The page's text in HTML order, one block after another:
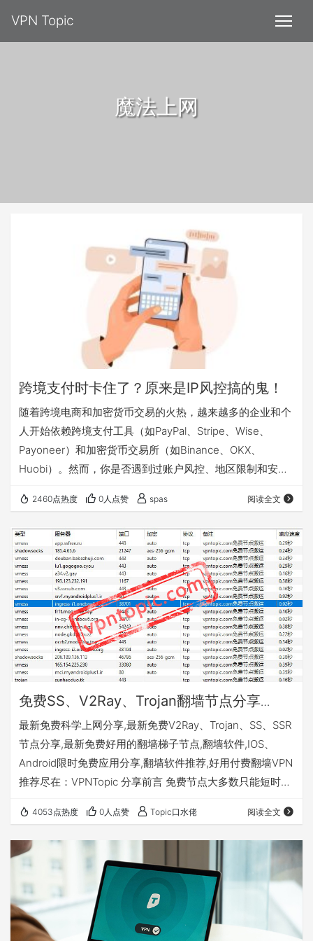
VPN Topic
魔法上网
跨境支付时卡住了？原来是IP风控搞的鬼！
随着跨境电商和加密货币交易的火热，越来越多的企业和个
人开始依赖跨境支付工具（如PayPal、Stripe、Wise、
Payoneer）和加密货币交易所（如Binance、OKX、
Huobi）。然而，你是否遇到过账户风控、地区限制和安全
以下问题？ 💥 支付被拒绝，提示“安全风险” 🔒 账户冻结，
些问题的背后，往往源于支付平台对IP地址的严格检测与风
控机制。由于不同地区的IP地址有不同的使用习惯，支付平
台…
2460点热度 0人点赞 spas 阅读全文
免费SS、V2Ray、Trojan翻墙节点分享
2024.05.2更新
最新免费科学上网分享,最新免费V2Ray、Trojan、SS、SSR
节点分享,最新免费好用的翻墙梯子节点,翻墙软件,IOS、
Android限时免费应用分享,翻墙软件推荐,好用付费翻墙VPN
推荐尽在：VPNTopic 分享前言 免费节点大多数只能短时间
长期、高速、稳定翻墙体验，推荐使用本站长期战略合作机
场VPN机场:AnyLand(点击直达官网)。使用体验极度舒适，
正式会员可联系客服获取苹果小火箭奈飞APP、麻豆视频、
奈飞会员、迪士尼等共享会员账号。具体测评和使用…
4053点热度 0人点赞 Topic口水佬 阅读全文